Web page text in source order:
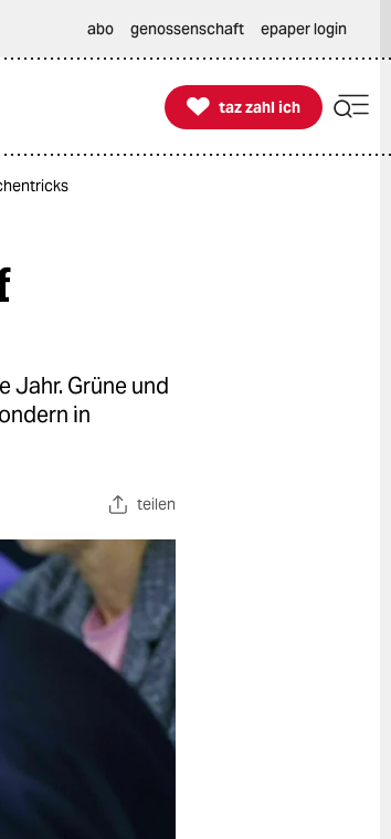
abo genossenschaft epaper login

taz zahl ich
taz zahl ich
Jahr. Grüne und
in
teilen